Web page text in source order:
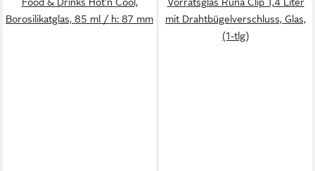
Borosilikatglas, 85 ml / h: 87 mm
mit Drahtbügelverschluss, Glas,
(1-tlg)